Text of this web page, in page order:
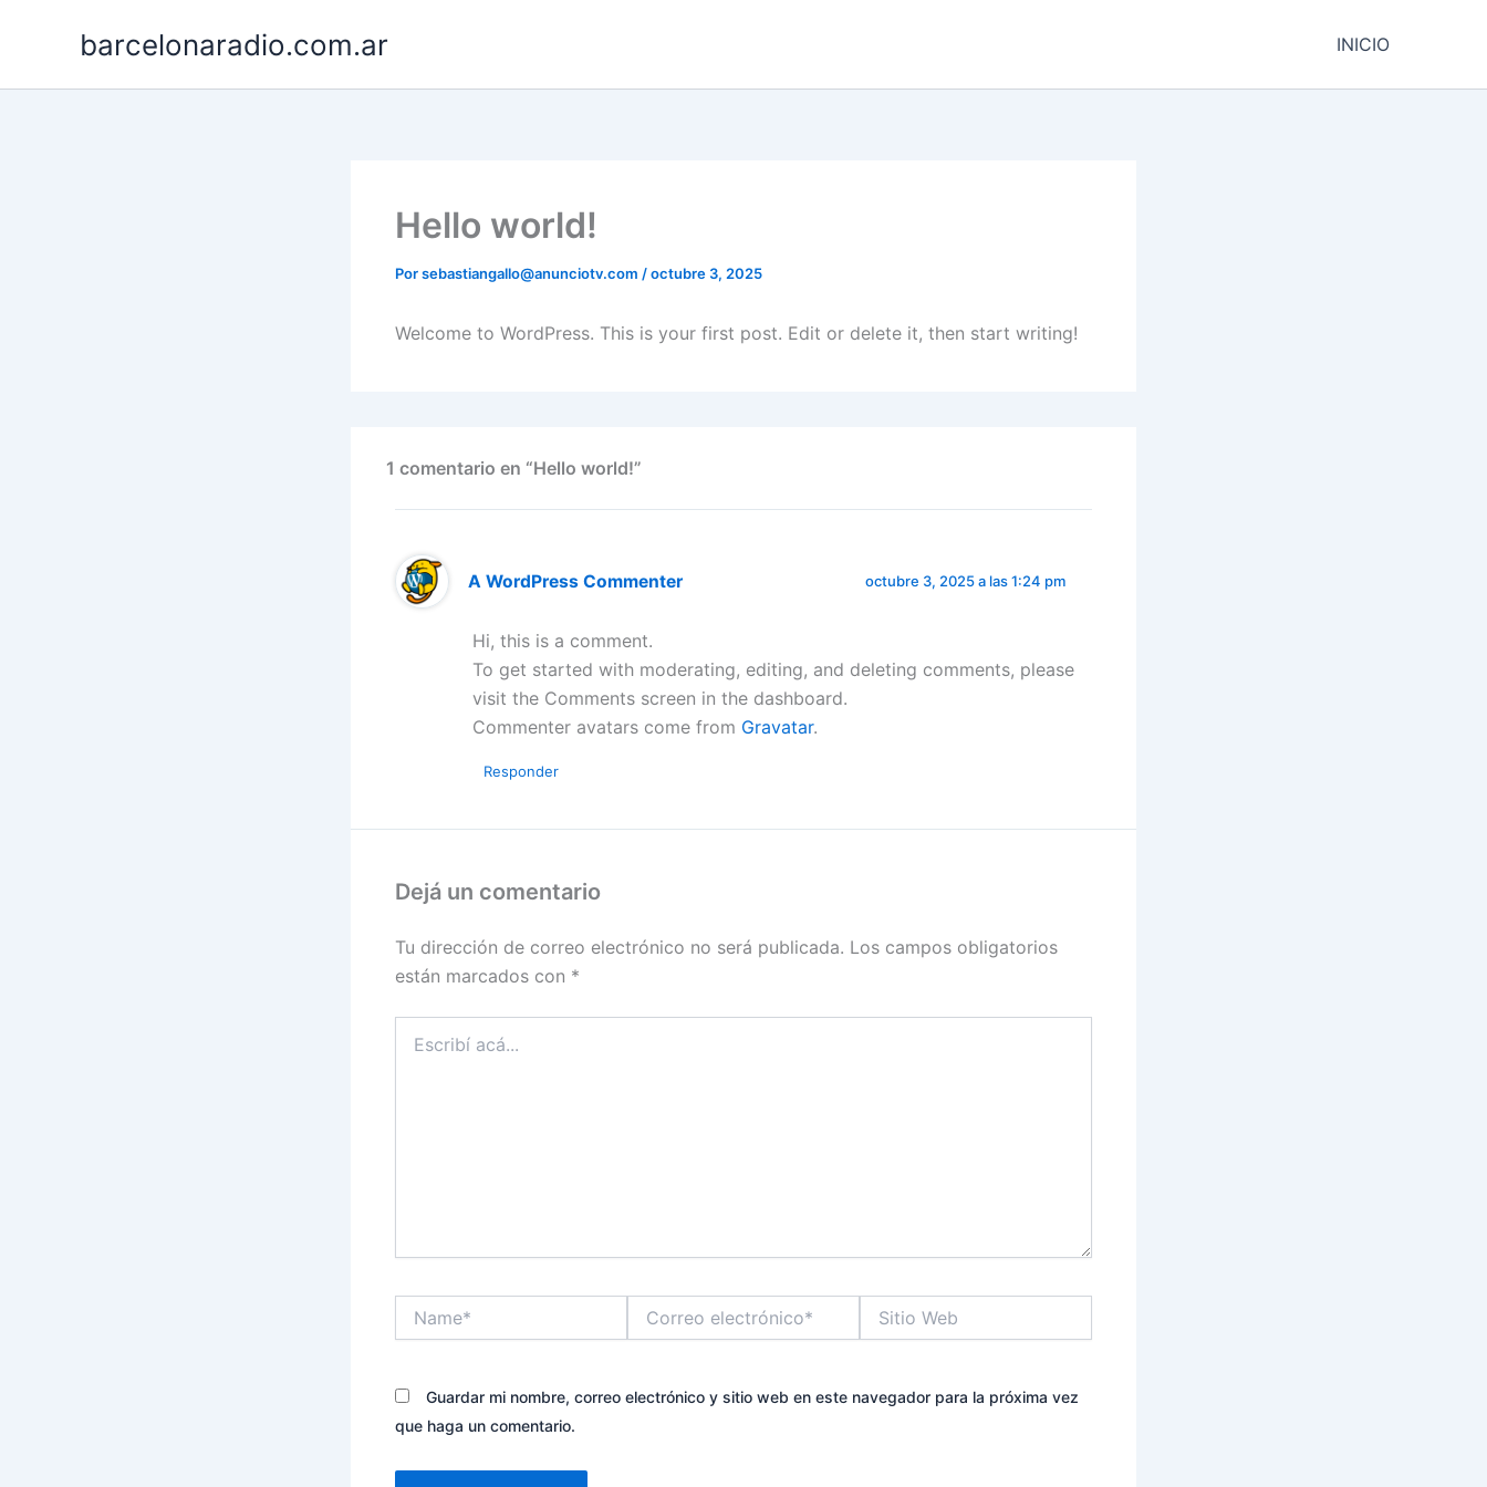
barcelonaradio.com.ar INICIO
Hello world!
Porsebastiangallo@anunciotv.com /octubre 3, 2025
Welcome to WordPress. This is your first post. Edit or delete it, then start writing!
1 comentario en “Hello world!”
A WordPress Commenter octubre 3, 2025 a las 1:24 pm
Hi, this is a comment.
To get started with moderating, editing, and deleting comments, please
visit the Comments screen in the dashboard.
Commenter avatars come from Gravatar.
Responder
Dejá un comentario
Tu dirección de correo electrónico no será publicada. Los campos obligatorios
están marcados con *
acá...
electrónico*
Web
Guardar mi nombre, correo electrónico y sitio web en este navegador para la próxima vez
que haga un comentario.